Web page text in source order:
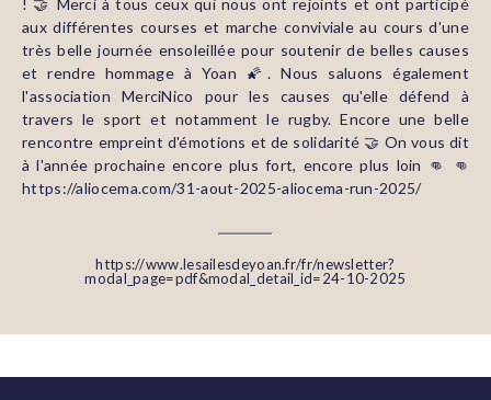
! 🤝 Merci à tous ceux qui nous ont rejoints et ont participé
aux différentes courses et marche conviviale au cours d'une
très belle journée ensoleillée pour soutenir de belles causes
et rendre hommage à Yoan 🌠. Nous saluons également
l'association MerciNico pour les causes qu'elle défend à
travers le sport et notamment le rugby. Encore une belle
rencontre empreint d'émotions et de solidarité 🤝 On vous dit
à l'année prochaine encore plus fort, encore plus loin 👊 👊
https://aliocema.com/31-aout-2025-aliocema-run-2025/
https://www.lesailesdeyoan.fr/fr/newsletter?
modal_page=pdf&modal_detail_id=24-10-2025